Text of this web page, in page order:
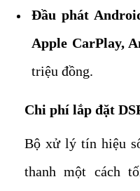
Đầu phát
Apple CarPlay,
triệu đồng.
Chi phí lắp đặt
Bộ xử lý tín hiệu
thanh một cách